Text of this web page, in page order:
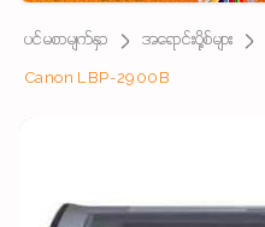
ပင်မစာမျက်နှာ အရောင်းပို့စ်များ
Canon LBP-2900B